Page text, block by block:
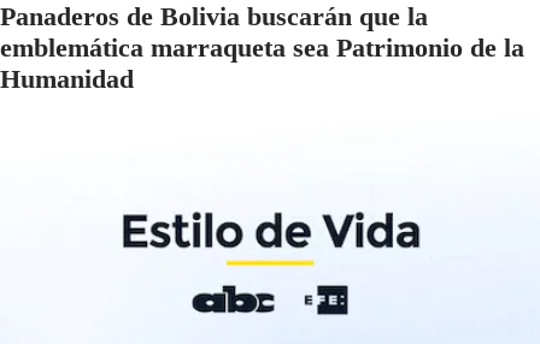
Panaderos de Bolivia buscarán que la
emblemática marraqueta sea Patrimonio de la
Humanidad